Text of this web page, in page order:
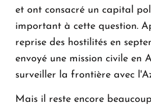
et ont consacré un capital
important à cette question.
reprise des hostilités en
envoyé une mission civile en
surveiller la frontière avec
Mais il reste encore